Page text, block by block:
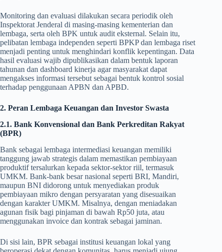
Monitoring dan evaluasi dilakukan secara periodik oleh
Inspektorat Jenderal di masing-masing kementerian dan
lembaga, serta oleh BPK untuk audit eksternal. Selain itu,
pelibatan lembaga independen seperti BPKP dan lembaga riset
menjadi penting untuk menghindari konflik kepentingan. Data
hasil evaluasi wajib dipublikasikan dalam bentuk laporan
tahunan dan dashboard kinerja agar masyarakat dapat
mengakses informasi tersebut sebagai bentuk kontrol sosial
terhadap penggunaan APBN dan APBD.
2. Peran Lembaga Keuangan dan Investor Swasta
2.1. Bank Konvensional dan Bank Perkreditan Rakyat
(BPR)
Bank sebagai lembaga intermediasi keuangan memiliki
tanggung jawab strategis dalam memastikan pembiayaan
produktif tersalurkan kepada sektor-sektor riil, termasuk
UMKM. Bank-bank besar nasional seperti BRI, Mandiri,
maupun BNI didorong untuk menyediakan produk
pembiayaan mikro dengan persyaratan yang disesuaikan
dengan karakter UMKM. Misalnya, dengan meniadakan
agunan fisik bagi pinjaman di bawah Rp50 juta, atau
menggunakan invoice dan kontrak sebagai jaminan.
Di sisi lain, BPR sebagai institusi keuangan lokal yang